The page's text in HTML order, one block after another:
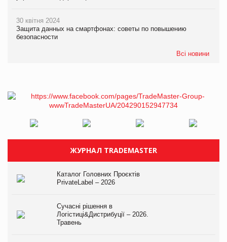
30 квітня 2024
Защита данных на смартфонах: советы по повышению
безопасности
Всі новини
ЖУРНАЛ TRADEMASTER
Каталог Головних Проєктів
PrivateLabel – 2026
Сучасні рішення в
Логістиці&Дистрибуції – 2026.
Травень